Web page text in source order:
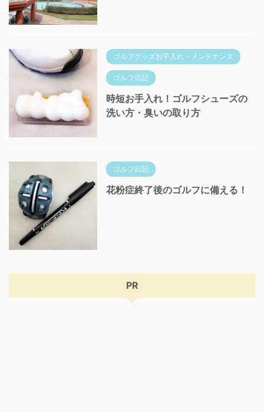
ゴルフグッズお手入れ・メンテナンス
ゴルフ日記
時短お手入れ！ゴルフシューズの
洗い方・臭いの取り方
ゴルフ日記
花粉症終了後のゴルフに備える！
PR